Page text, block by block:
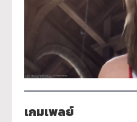
เกมเพลย์